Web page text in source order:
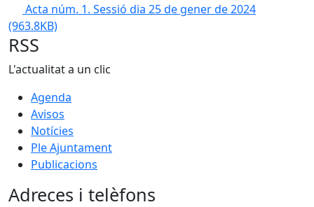
Acta núm. 1. Sessió dia 25 de gener de 2024
(963.8KB)
RSS
L'actualitat a un clic
Agenda
Avisos
Notícies
Ple Ajuntament
Publicacions
Adreces i telèfons